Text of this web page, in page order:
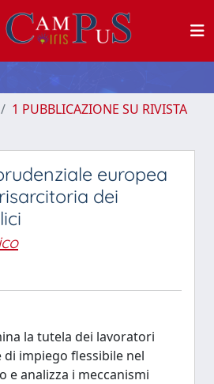
1 PUBBLICAZIONE SU RIVISTA
europea
dei
la tutela dei lavoratori
impiego flessibile nel
e analizza i meccanismi